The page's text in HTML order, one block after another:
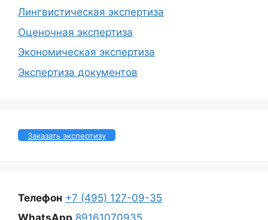
Лингвистическая экспертиза
Оценочная экспертиза
Экономическая экспертиза
Экспертиза документов
Заказать экспертизу
Телефон +7 (495) 127-09-35
WhatsApp 89161070935